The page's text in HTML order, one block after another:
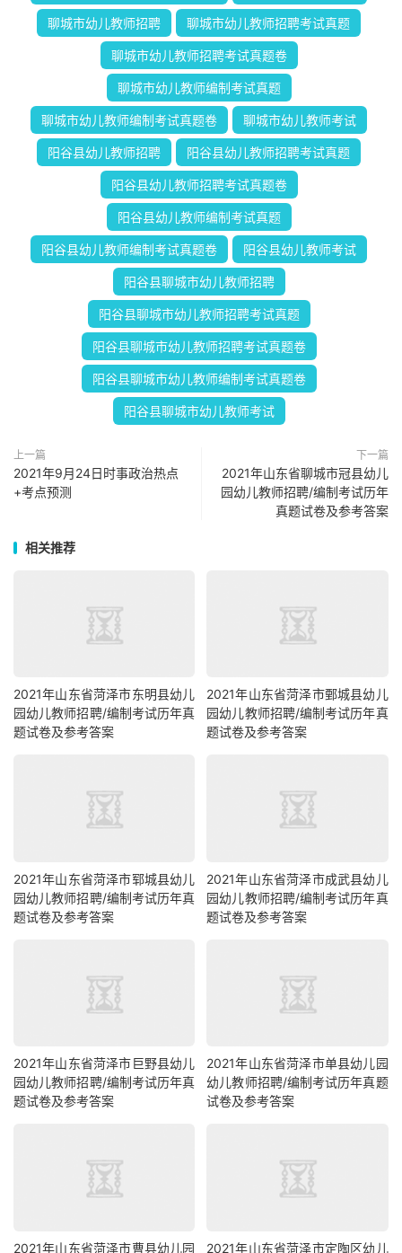
聊城市幼儿教师招聘 聊城市幼儿教师招聘考试真题
聊城市幼儿教师招聘考试真题卷
聊城市幼儿教师编制考试真题
聊城市幼儿教师编制考试真题卷 聊城市幼儿教师考试
阳谷县幼儿教师招聘 阳谷县幼儿教师招聘考试真题
阳谷县幼儿教师招聘考试真题卷
阳谷县幼儿教师编制考试真题
阳谷县幼儿教师编制考试真题卷 阳谷县幼儿教师考试
阳谷县聊城市幼儿教师招聘
阳谷县聊城市幼儿教师招聘考试真题
阳谷县聊城市幼儿教师招聘考试真题卷
阳谷县聊城市幼儿教师编制考试真题卷
阳谷县聊城市幼儿教师考试
上一篇
2021年9月24日时事政治热点
+考点预测
下一篇
2021年山东省聊城市冠县幼儿
园幼儿教师招聘/编制考试历年
真题试卷及参考答案
相关推荐
2021年山东省菏泽市东明县幼儿
园幼儿教师招聘/编制考试历年真
题试卷及参考答案
2021年山东省菏泽市鄄城县幼儿
园幼儿教师招聘/编制考试历年真
题试卷及参考答案
2021年山东省菏泽市郓城县幼儿
园幼儿教师招聘/编制考试历年真
题试卷及参考答案
2021年山东省菏泽市成武县幼儿
园幼儿教师招聘/编制考试历年真
题试卷及参考答案
2021年山东省菏泽市巨野县幼儿
园幼儿教师招聘/编制考试历年真
题试卷及参考答案
2021年山东省菏泽市单县幼儿园
幼儿教师招聘/编制考试历年真题
试卷及参考答案
2021年山东省菏泽市曹县幼儿园 2021年山东省菏泽市定陶区幼儿